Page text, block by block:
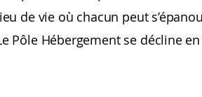
de vie où chacun peut
Pôle Hébergement se décline